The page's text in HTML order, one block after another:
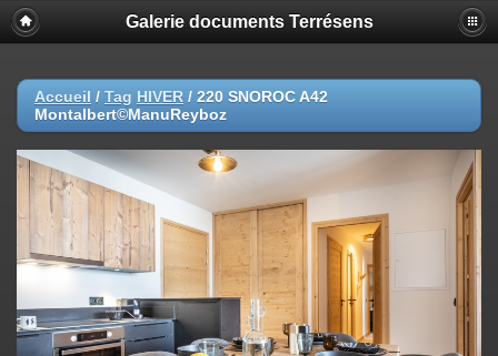
Galerie documents Terrésens
Accueil / Tag HIVER / 220 SNOROC A42
Montalbert©ManuReyboz